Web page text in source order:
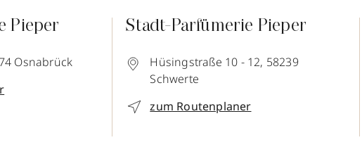
Pieper
Osnabrück
Stadt-Parfümerie Pieper
Hüsingstraße 10 - 12, 58239
Schwerte
zum Routenplaner